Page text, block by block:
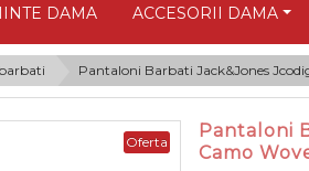
DAMA ACCESORII DAMA
Pantaloni Barbati Jack&Jones
Oferta
Pantaloni
Camo